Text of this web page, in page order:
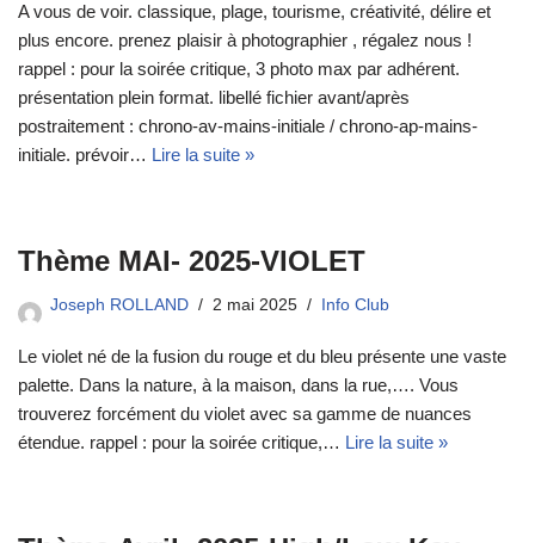
A vous de voir. classique, plage, tourisme, créativité, délire et
plus encore. prenez plaisir à photographier , régalez nous !
rappel : pour la soirée critique, 3 photo max par adhérent.
présentation plein format. libellé fichier avant/après
postraitement : chrono-av-mains-initiale / chrono-ap-mains-
initiale. prévoir… Lire la suite »
Thème MAI- 2025-VIOLET
Joseph ROLLAND 2 mai 2025 Info Club
Le violet né de la fusion du rouge et du bleu présente une vaste
palette. Dans la nature, à la maison, dans la rue,…. Vous
trouverez forcément du violet avec sa gamme de nuances
étendue. rappel : pour la soirée critique,… Lire la suite »